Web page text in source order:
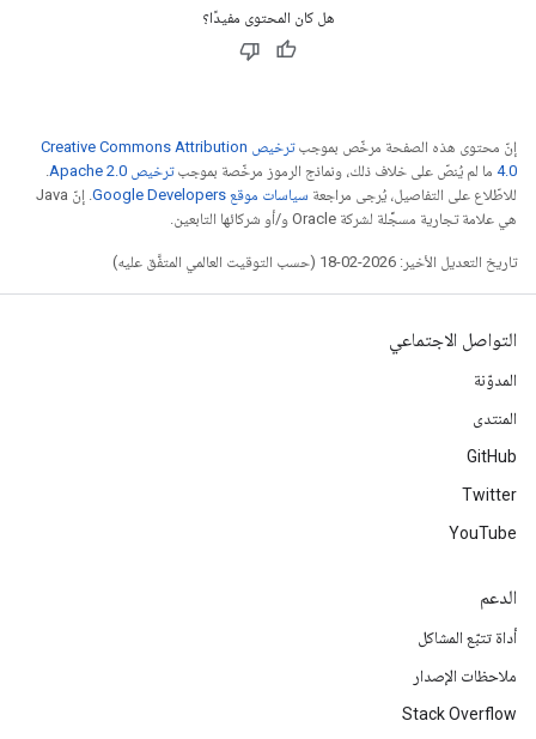
هل كان المحتوى مفيدًا؟
إنّ محتوى هذه الصفحة مرخّص بموجب
ترخيص Creative Commons Attribution
4.0‏ ما لم يُنصّ على خلاف ذلك، ونماذج الرموز مرخّصة بموجبترخيص Apache 2.0‏
.
للاطّلاع على التفاصيل، يُرجى مراجعة سياسات موقع Google Developers‏
. إنّ Java
هي علامة تجارية مسجَّلة لشركة Oracle و/أو شركائها التابعين.
تاريخ التعديل الأخير: 2026-02-18 (حسب التوقيت العالمي المتفَّق عليه)
التواصل الاجتماعي
المدوّنة
المنتدى
GitHub
Twitter
YouTube
الدعم
أداة تتبّع المشاكل
ملاحظات الإصدار
Stack Overflow